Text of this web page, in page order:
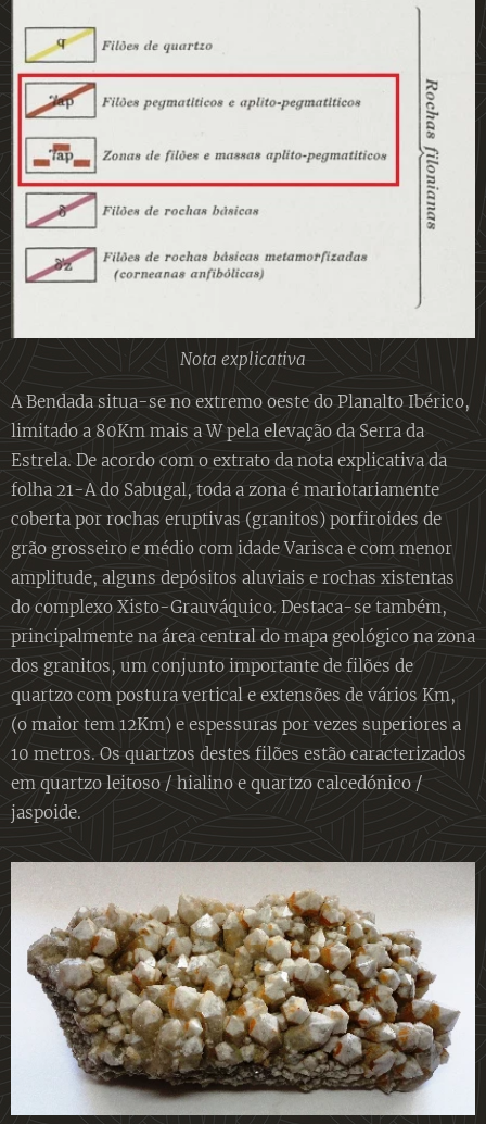
Nota explicativa
A Bendada situa-se no extremo oeste do Planalto Ibérico,
limitado a 80Km mais a W pela elevação da Serra da
Estrela. De acordo com o extrato da nota explicativa da
folha 21-A do Sabugal, toda a zona é mariotariamente
coberta por rochas eruptivas (granitos) porfiroides de
grão grosseiro e médio com idade Varisca e com menor
amplitude, alguns depósitos aluviais e rochas xistentas
do complexo Xisto-Grauváquico. Destaca-se também,
principalmente na área central do mapa geológico na zona
dos granitos, um conjunto importante de filões de
quartzo com postura vertical e extensões de vários Km,
(o maior tem 12Km) e espessuras por vezes superiores a
10 metros. Os quartzos destes filões estão caracterizados
em quartzo leitoso / hialino e quartzo calcedónico /
jaspoide.